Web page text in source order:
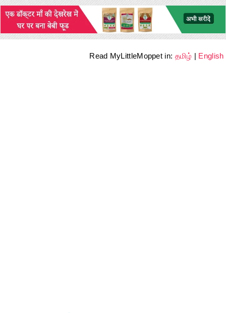
Read MyLittleMoppet in: தமிழ் | English